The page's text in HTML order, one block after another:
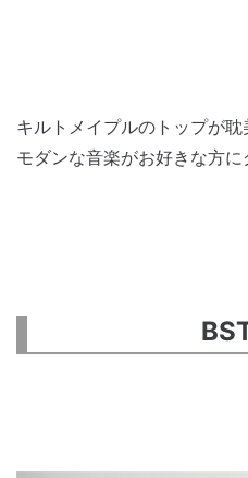
キルトメイプルのトップが
モダンな音楽がお好きな方に